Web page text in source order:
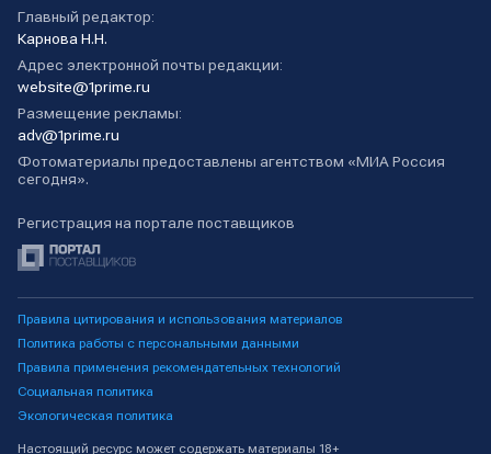
Главный редактор:
Карнова Н.Н.
Адрес электронной почты редакции:
website@1prime.ru
Размещение рекламы:
adv@1prime.ru
Фотоматериалы предоставлены агентством «МИА Россия
сегодня».
Регистрация на портале поставщиков
Правила цитирования и использования материалов
Политика работы с персональными данными
Правила применения рекомендательных технологий
Социальная политика
Экологическая политика
Настоящий ресурс может содержать материалы 18+